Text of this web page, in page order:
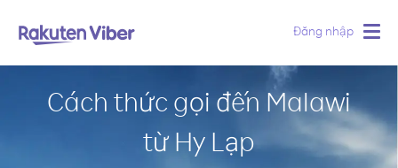
Đăng nhập
Cách thức gọi đến Malawi
từ Hy Lạp